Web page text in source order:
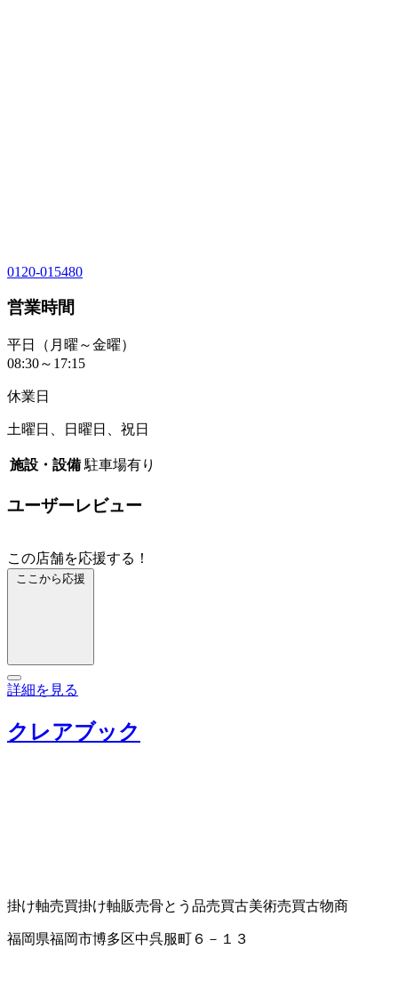
0120-015480
営業時間
平日（月曜～金曜）
08:30～17:15
休業日
土曜日、日曜日、祝日
施設・設備 駐車場有り
ユーザーレビュー
この店舗を応援する！
ここから応援
詳細を見る
クレアブック
掛け軸売買掛け軸販売骨とう品売買古美術売買古物商
福岡県福岡市博多区中呉服町６－１３